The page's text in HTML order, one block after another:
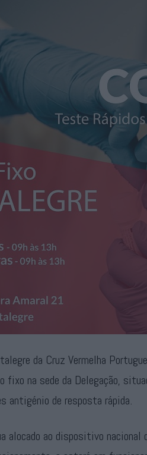
da Cruz Vermelha
fixo na sede da Delegação,
antigénio de resposta rápida.
alocado ao dispositivo nacional